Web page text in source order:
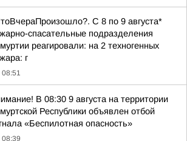
С 8 по 9 августа*
спасательные подразделения
реагировали: на 2 техногенных
г
08:51
В 08:30 9 августа на территории
Республики объявлен отбой
«Беспилотная опасность»
08:39